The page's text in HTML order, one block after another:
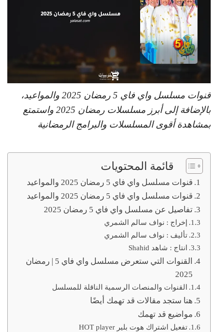
قنوات مسلسل واي فاي 5 رمضان 2025 والمواعيد،
بالإضافة إلى أبرز مسلسلات رمضان 2025 واستمتع
بمشاهدة أقوى المسلسلات والبرامج الرمضانية
قائمة المحتويات
قنوات مسلسل واي فاي 5 رمضان 2025 والمواعيد
قنوات مسلسل واي فاي 5 رمضان 2025 والمواعيد
تفاصيل عن مسلسل واي فاي 5 رمضان 2025
ﺇﺧﺮاﺝ : نواف سالم الشمري
ﺗﺄﻟﻴﻒ : نواف سالم الشمري
اﻧﺘﺎﺝ : شاهد Shahid
القنوات التي ستعرض مسلسل واي فاي 5 | رمضان
2025
القنوات والمنصات الرسمية الناقلة للمسلسل
هنا ستجد مقالات قد تهمك أيضًا
مواضيع قد تهمك
تفعيل اشتراك هوت بلير HOT player